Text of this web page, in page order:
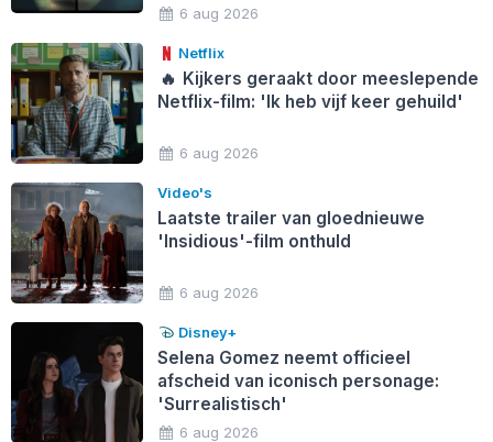
6 aug 2026
Netflix
🔥 Kijkers geraakt door meeslepende
Netflix-film: 'Ik heb vijf keer gehuild'
6 aug 2026
Video's
Laatste trailer van gloednieuwe
'Insidious'-film onthuld
6 aug 2026
Disney+
Selena Gomez neemt officieel
afscheid van iconisch personage:
'Surrealistisch'
6 aug 2026